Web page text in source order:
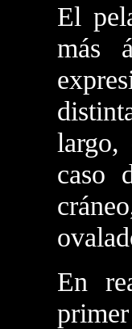
El
más
largo,
caso
En